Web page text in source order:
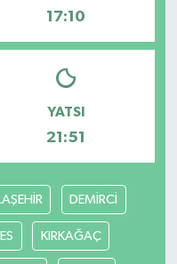
17:10
YATSI
21:51
DEMİRCİ
KIRKAĞAÇ